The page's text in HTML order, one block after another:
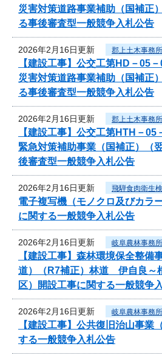
災害対策道路事業補助（国補正
る事後審査型一般競争入札公告
2026年2月16日更新 郡上土木事務所
【建設工事】公交工第HD－05
災害対策道路事業補助（国補正
る事後審査型一般競争入札公告
2026年2月16日更新 郡上土木事務所
【建設工事】公交工第HTH－
緊急対策補助事業（国補正）（
後審査型一般競争入札公告
2026年2月16日更新 飛騨食肉衛生
電子複写機（モノクロ及びカラ
に関する一般競争入札公告
2026年2月16日更新 岐阜農林事務所
【建設工事】森林環境保全整備
道）（R7補正）林道 伊自良～
区）開設工事に関する一般競争
2026年2月16日更新 岐阜農林事務所
【建設工事】公共復旧治山事業
する一般競争入札公告